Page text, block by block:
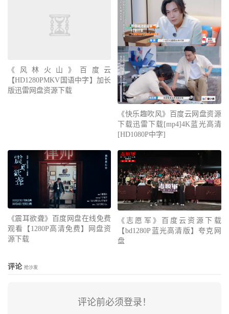
《风林火山》百度云
【HD1280PMKV国语中字】加长
版迅雷网盘资源下载
《快乐趣吹风》百度云网盘资源
下载迅雷下载[mp4]4K蓝光高清
[HD1080P中字]
《震耳欲聋》百度网盘在线免费
观看【1280P高清免费】网盘资
源下载
《志愿军》百度云资源下载
【bd1280P蓝光高清版】夸克网
盘
评论 抢沙发
评论前必须登录！